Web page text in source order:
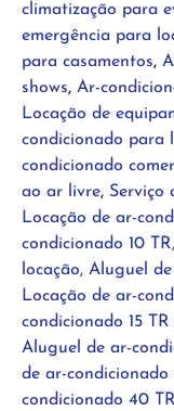
climatização para
emergência para
para casamentos,
shows, Ar-
Locação de
condicionado para
condicionado
ao ar livre, Serviço
Locação de ar-
condicionado 10
locação, Aluguel
Locação de ar-
condicionado 15
Aluguel de ar-
de ar-
condicionado 40